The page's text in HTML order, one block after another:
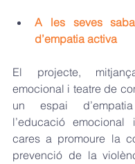
A les seves
d’empatia activa
El projecte,
emocional i teatre de
un espai
l’educació
cares a promoure la
prevenció de la